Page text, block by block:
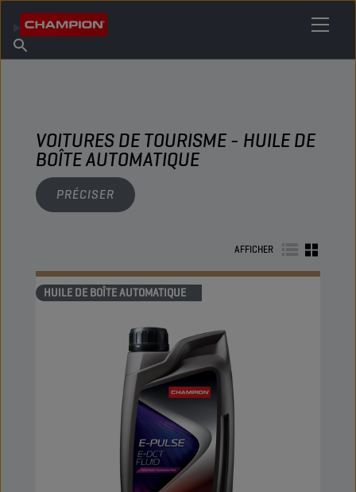
À propos de Champion
Trouver un point de vente
VOITURES DE TOURISME - HUILE DE
BOÎTE AUTOMATIQUE
PRÉCISER
AFFICHER
HUILE DE BOÎTE AUTOMATIQUE